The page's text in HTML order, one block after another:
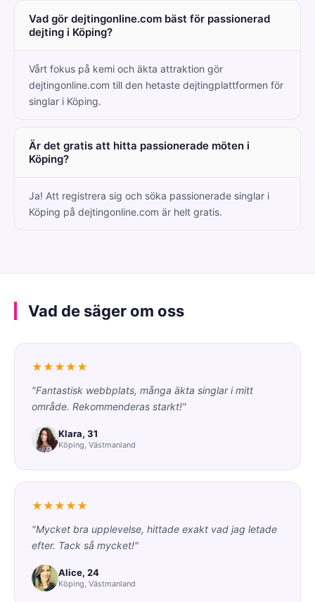
Vad gör dejtingonline.com bäst för passionerad
dejting i Köping?
Vårt fokus på kemi och äkta attraktion gör
dejtingonline.com till den hetaste dejtingplattformen för
singlar i Köping.
Är det gratis att hitta passionerade möten i
Köping?
Ja! Att registrera sig och söka passionerade singlar i
Köping på dejtingonline.com är helt gratis.
Vad de säger om oss
★★★★★
"Fantastisk webbplats, många äkta singlar i mitt
område. Rekommenderas starkt!"
Klara, 31
Köping, Västmanland
★★★★★
"Mycket bra upplevelse, hittade exakt vad jag letade
efter. Tack så mycket!"
Alice, 24
Köping, Västmanland